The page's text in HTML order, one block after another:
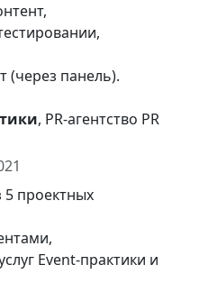
(через панель).
, PR-агентство PR
5 проектных
Event-практики и